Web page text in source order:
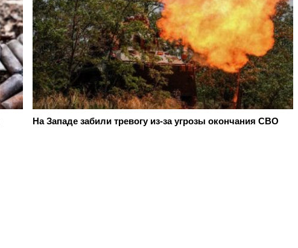
На Западе забили тревогу из-за угрозы окончания СВО